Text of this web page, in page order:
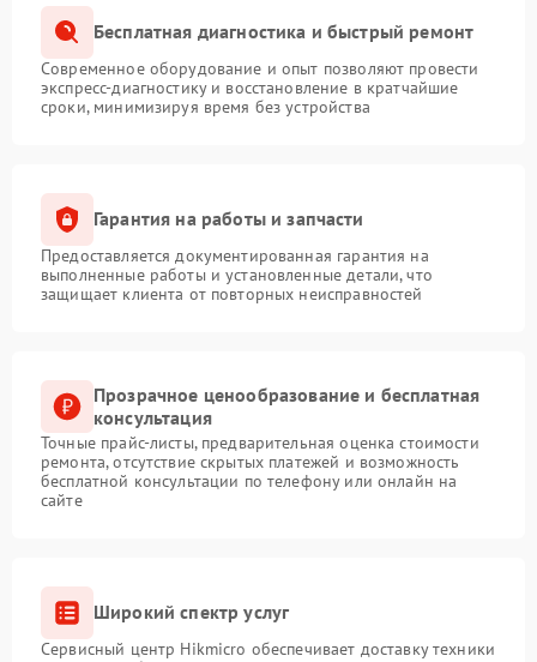
Бесплатная диагностика и быстрый ремонт
Современное оборудование и опыт позволяют провести
экспресс-диагностику и восстановление в кратчайшие
сроки, минимизируя время без устройства
Гарантия на работы и запчасти
Предоставляется документированная гарантия на
выполненные работы и установленные детали, что
защищает клиента от повторных неисправностей
Прозрачное ценообразование и бесплатная
консультация
Точные прайс-листы, предварительная оценка стоимости
ремонта, отсутствие скрытых платежей и возможность
бесплатной консультации по телефону или онлайн на
сайте
Широкий спектр услуг
Сервисный центр Hikmicro обеспечивает доставку техники